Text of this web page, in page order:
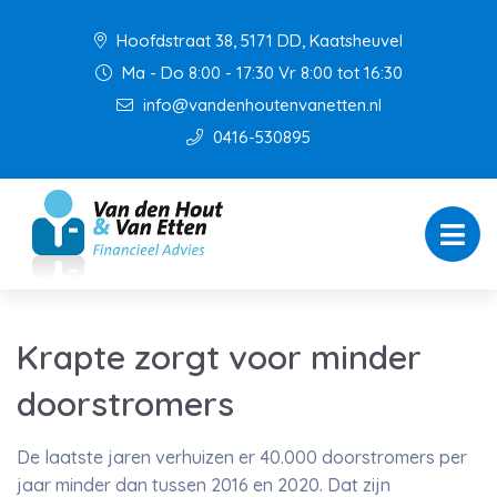
Hoofdstraat 38, 5171 DD, Kaatsheuvel
Ma - Do 8:00 - 17:30 Vr 8:00 tot 16:30
info@vandenhoutenvanetten.nl
0416-530895
Krapte zorgt voor minder
doorstromers
De laatste jaren verhuizen er 40.000 doorstromers per
jaar minder dan tussen 2016 en 2020. Dat zijn